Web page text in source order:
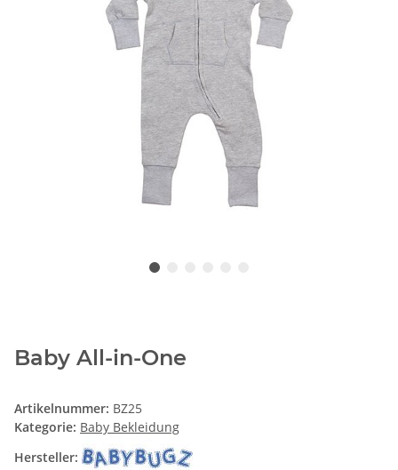
Baby All-in-One
Artikelnummer: BZ25
Kategorie: Baby Bekleidung
Hersteller: